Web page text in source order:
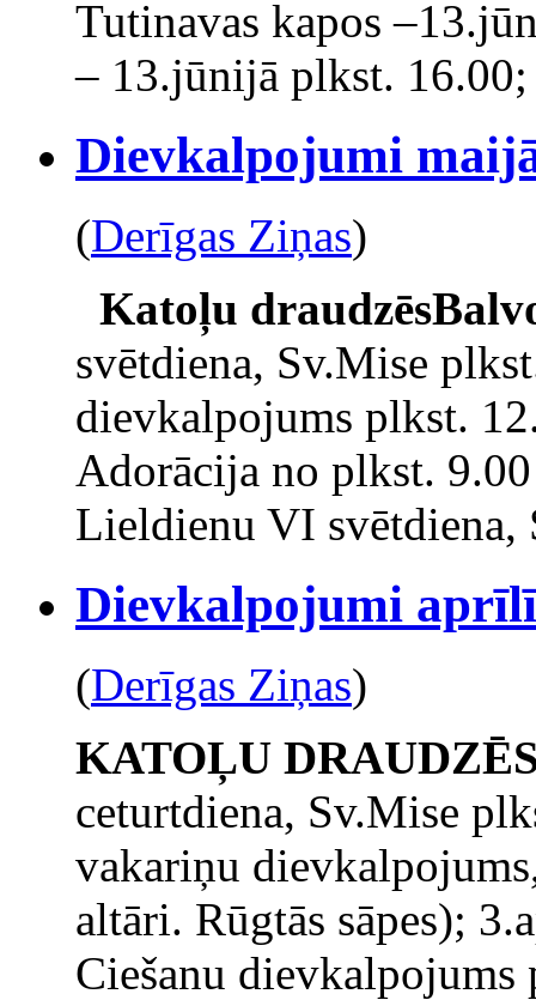
Tutinavas kapos
– 13.jūnijā plkst.
Dievkalpojumi
(Derīgas Ziņas)
Katoļu draudzēs
svētdiena, Sv.Mise
dievkalpojums plkst.
Adorācija no plkst.
Lieldienu VI svētdiena,
Dievkalpojumi
(Derīgas Ziņas)
KATOĻU
ceturtdiena, Sv.Mise
vakariņu
altāri. Rūgtās sāpes);
Ciešanu dievkalpojums